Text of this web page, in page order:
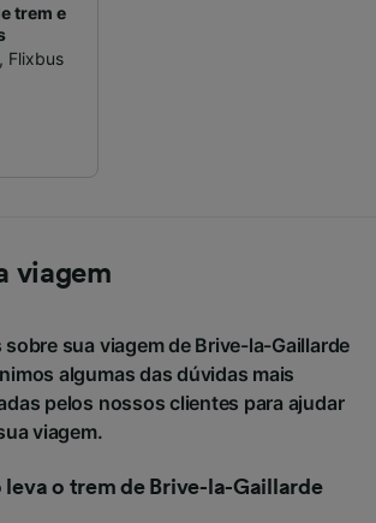
trem e
, Flixbus
viagem
sobre sua viagem de Brive-la-Gaillarde
algumas das dúvidas mais
pelos nossos clientes para ajudar
viagem.
o trem de Brive-la-Gaillarde